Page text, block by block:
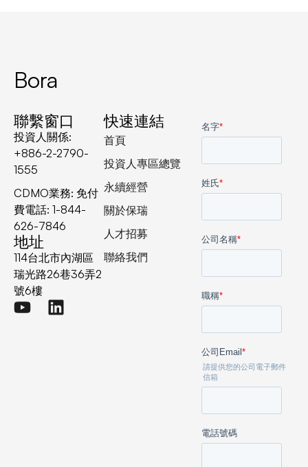
Bora
聯繫窗口
投資人關係:
+886-2-2790-
1555
CDMO業務: 免付
費電話: 1-844-
626-7846
地址
114台北市內湖區
瑞光路26巷36弄2
號6樓
快速連結
首頁
投資人專區總覽
永續經營
關於保瑞
人才招募
聯絡我們